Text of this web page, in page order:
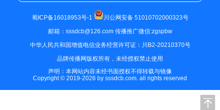
蜀ICP备16018953号-1
川公网安备 51010702000323号
邮箱：sssdcb@126.com 传播推广微信:zgspbw
中华人民共和国增值电信业务经营许可证：川B2-20210370号
品牌传播网版权所有，未经授权禁止使用
声明：本网站内容未经书面授权不得转载与镜像
Copyright © 2019-2026 by sssdcb.com. all rights reserved